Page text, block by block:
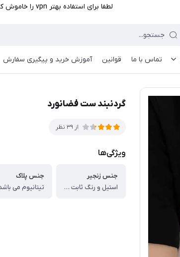
لطفا برای استفاده بهتر vpn را خاموش کنید
تماس با ما قوانین آموزش خرید و پیگیری سفارش
گردنبند ست فضانورد
از 39 نظر
ویژگی‌ها
جنس زنجیر
استیل و رنگ ثابت می باشد
جنس پلاک
تیتانیوم می